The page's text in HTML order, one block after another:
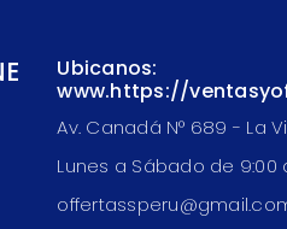
Ubicanos:
www.https://
Av. Canadá N° 689 - La
Lunes a Sábado de 9:00